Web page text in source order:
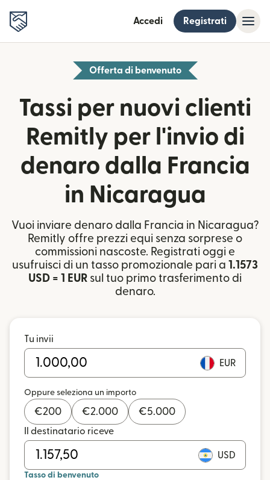
Accedi Registrati
Offerta di benvenuto
Tassi per nuovi clienti
Remitly per l'invio di
denaro dalla Francia
in Nicaragua
Vuoi inviare denaro dalla Francia in Nicaragua?
Remitly offre prezzi equi senza sorprese o
commissioni nascoste. Registrati oggi e
usufruisci di un tasso promozionale pari a 1.1573
USD = 1 EUR sul tuo primo trasferimento di
denaro.
Tu invii
EUR
Oppure seleziona un importo
€200 €2.000 €5.000
Il destinatario riceve
USD
Tasso di benvenuto